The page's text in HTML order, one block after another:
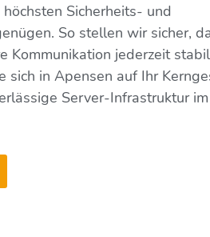
Sicherheits- und
So stellen wir sicher,
Kommunikation jederzeit stabil
sich in Apensen auf Ihr
Server-Infrastruktur im